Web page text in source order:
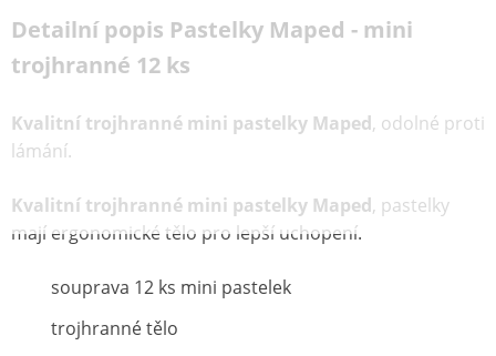
Detailní popis Pastelky Maped - mini
trojhranné 12 ks
Kvalitní trojhranné mini pastelky Maped, odolné proti
lámání.
Kvalitní trojhranné mini pastelky Maped, pastelky
mají ergonomické tělo pro lepší uchopení.
souprava 12 ks mini pastelek
trojhranné tělo